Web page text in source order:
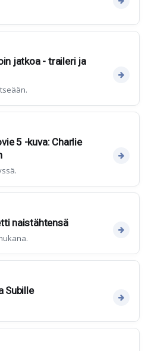
jatkoa - traileri ja
5 -kuva: Charlie
naistähtensä
Subille